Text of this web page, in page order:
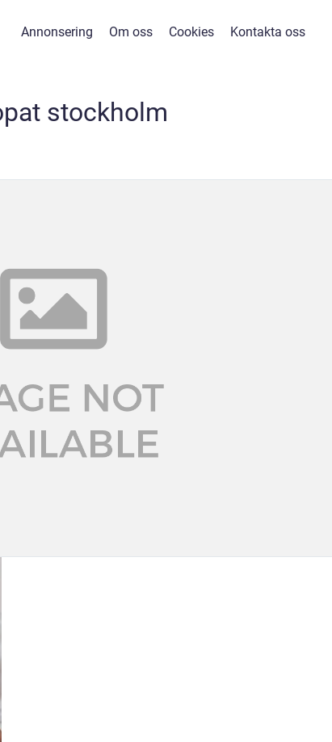
Annonsering Om oss Cookies Kontakta oss
stockholm